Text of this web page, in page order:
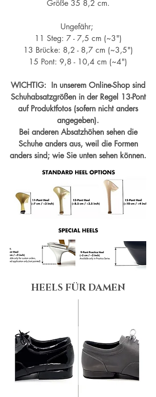
Größe 35 8,2 cm.
Ungefähr;
11 Steg: 7 - 7,5 cm (~3")
13 Brücke: 8,2 - 8,7 cm (~3,5")
15 Pont: 9,8 - 10,4 cm (~4")
WICHTIG: In unserem Online-Shop sind
Schuhabsatzgrößen in der Regel 13-Pont
auf Produktfotos (sofern nicht anders
angegeben).
Bei anderen Absatzhöhen sehen die
Schuhe anders aus, weil die Formen
anders sind; wie Sie unten sehen können.
HEELS FÜR DAMEN